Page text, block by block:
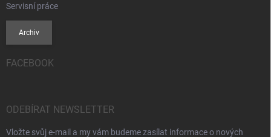
Servisní práce
Archiv
FACEBOOK
ODEBÍRAT NEWSLETTER
Vložte svůj e-mail a my vám budeme zasílat informace o nových